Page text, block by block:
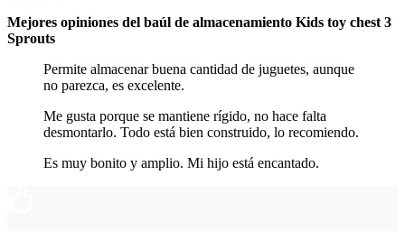
Mejores opiniones del baúl de almacenamiento Kids toy chest 3
Sprouts
Permite almacenar buena cantidad de juguetes, aunque
no parezca, es excelente.
Me gusta porque se mantiene rígido, no hace falta
desmontarlo. Todo está bien construido, lo recomiendo.
Es muy bonito y amplio. Mi hijo está encantado.